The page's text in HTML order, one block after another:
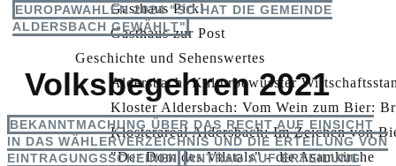
Gasthaus Pirkl
Gasthaus zur Post
Geschichte und Sehenswertes
Aldersbach: Kulturbewusster
Kloster Aldersbach: Vom Wein zum Bier:
Klosterareal Aldersbach: Im Zeichen von
"Der Dom des Vilstals" - die Asamkirche
EUROPAWAHLEN 2024 "SO HAT DIE GEMEINDE
ALDERSBACH GEWÄHLT"
Volksbegehren 2021
BEKANNTMACHUNG ÜBER DAS RECHT AUF EINSICHT
IN DAS WÄHLERVERZEICHNIS UND DIE ERTEILUNG VON
EINTRAGUNGSSCHEINEN
ANTRAG AUF ERTEILUNG